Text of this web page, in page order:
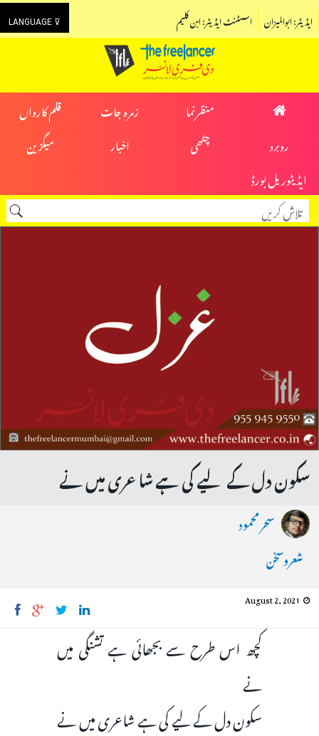
LANGUAGE ⊽ اسسٹنٹ ایڈیٹر: ابن کلیم ایڈیٹر: ابوالمیزان
منظرنما زمرہ جات
قلم کارواں
روبرو
چٹھی اخبار
میگزین
ایڈیٹوریل بورڈ
سکون دل کے لیے کی ہے شاعری میں نے
سحر محمود
شعروسخن
August 2, 2021
کچھ اس طرح سے بجھائی ہے تشنگی میں
نے
سکون دل کے لیے کی ہے شاعری میں نے